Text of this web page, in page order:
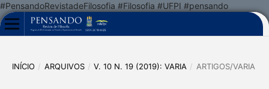
#PensandoRevistadeFilosofia #Filosofia #UFPI #pensando
INÍCIO / ARQUIVOS / V. 10 N. 19 (2019): VARIA / ARTIGOS/VARIA